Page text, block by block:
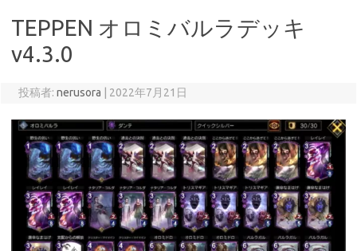
TEPPEN オロミバルラデッキ
v4.3.0
投稿者: nerusora 2022年7月21日